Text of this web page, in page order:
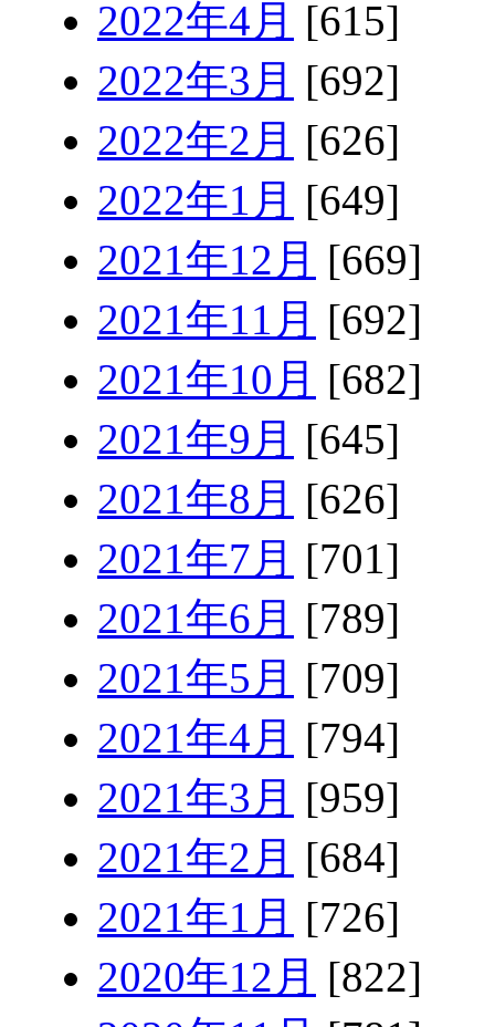
2022年4月 [615]
2022年3月 [692]
2022年2月 [626]
2022年1月 [649]
2021年12月 [669]
2021年11月 [692]
2021年10月 [682]
2021年9月 [645]
2021年8月 [626]
2021年7月 [701]
2021年6月 [789]
2021年5月 [709]
2021年4月 [794]
2021年3月 [959]
2021年2月 [684]
2021年1月 [726]
2020年12月 [822]